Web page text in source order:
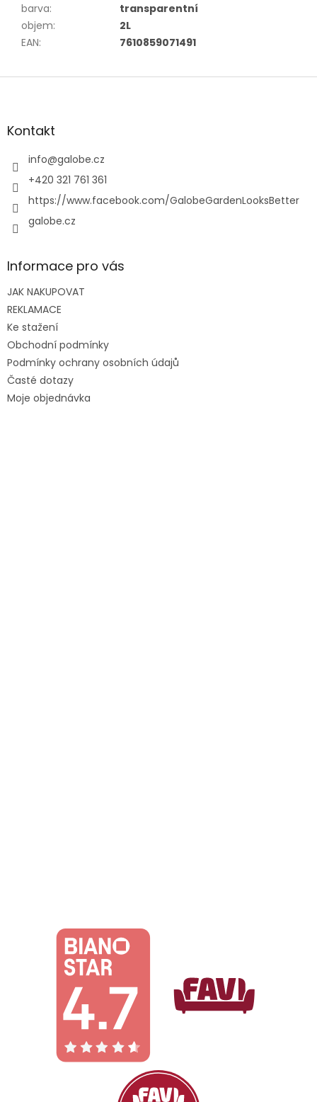
barva:
transparentní
objem:
2L
EAN: 7610859071491
Z
aKontakt
info@galobe.cz
+420 321 761 361
https://www.facebook.com/GalobeGardenLooksBetter
galobe.cz
Informace pro vás
JAK NAKUPOVAT
REKLAMACE
Ke stažení
Obchodní podmínky
Podmínky ochrany osobních údajů
Časté dotazy
Moje objednávka